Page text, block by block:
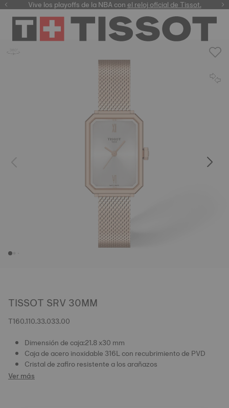
Vive los playoffs de la NBA conel reloj oficial de Tissot.
TISSOT SRV 30MM
T160.110.33.033.00
Dimensión de caja:21.8 x30 mm
Caja de acero inoxidable 316L con recubrimiento de PVD
Cristal de zafiro resistente a los arañazos
Ver más